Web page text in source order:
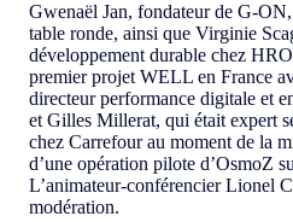
Gwenaël Jan, fondateur de G-
table ronde, ainsi que Virginie
développement durable chez
premier projet WELL en France
directeur performance digitale et
et Gilles Millerat, qui était expert
chez Carrefour au moment de la
d’une opération pilote d’OsmoZ
L’animateur-conférencier Lionel
modération.